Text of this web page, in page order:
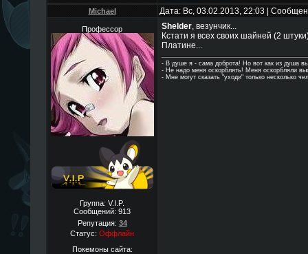
Michael Дата: Вс, 03.02.2013, 22:03 |
Профессор
Группа: V.I.P.
Сообщений: 913
Репутация: 34
Статус: Оффлайн
Покемоны сайта:
Shelder, везунчик...
Кстати я всех своих шайней (2
Платине...
- В душе я - сама доброта! Но вот как из душа
- Hе надо меня оскорблять! Меня оскорбляли
- Мне могут сказать "уходи" только несколько